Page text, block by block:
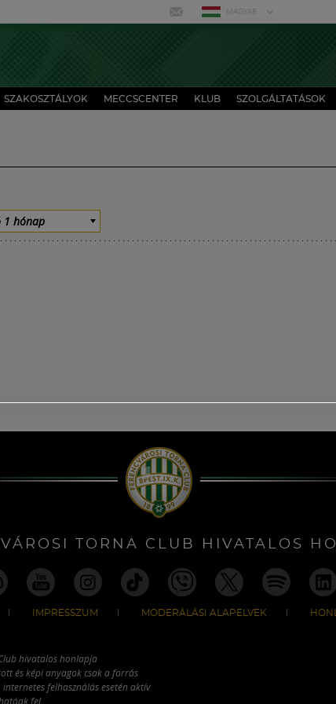
MAGYAR
SZAKOSZTÁLYOK MECCSCENTER KLUB SZOLGÁLTATÁSOK
1 hónap
TORNA CLUB HIVATALOS
IMPRESSZUM MODERÁLÁSI ALAPELVEK
hivatalos honlapja
és képi anyagok csak a forrás
felhasználás esetén aktív
fel.